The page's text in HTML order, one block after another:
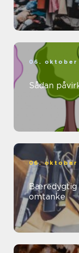
06. oktober
Sådan
06. oktober
Bæredygtig
omtanke